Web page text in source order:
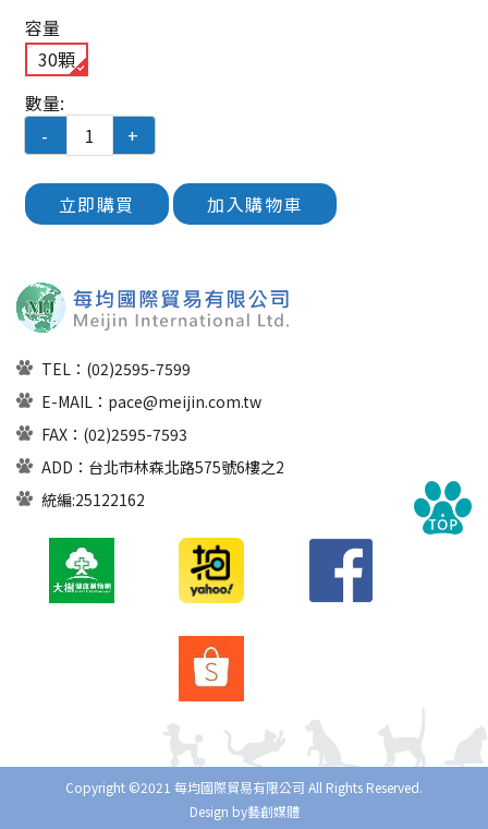
容量
30顆
數量:
-
+
立即購買 加入購物車
TEL： (02)2595-7599
E-MAIL： pace@meijin.com.tw
FAX：(02)2595-7593
ADD：台北市林森北路575號6樓之2
統編:25122162
Copyright ©2021 每均國際貿易有限公司 All Rights Reserved.
Design by藝創媒體